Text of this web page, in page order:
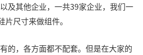
及其他企业，一共39家企业，我们一
尺寸来做组件。
的，各方面都不配套。但是在大家的